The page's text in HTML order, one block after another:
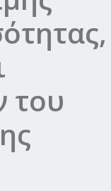
του